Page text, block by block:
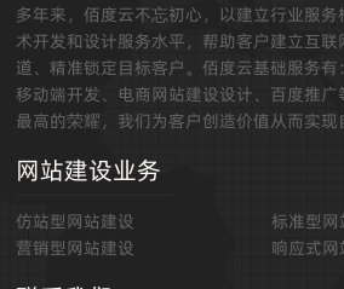
多年来，佰度云不忘初心，以建立行业服
术开发和设计服务水平，帮助客户建立互
道、精准锁定目标客户。佰度云基础服务有
移动端开发、电商网站建设设计、百度推
最高的荣耀，我们为客户创造价值从而实现
网站建设业务
仿站型网站建设
标准型网
营销型网站建设
响应式网